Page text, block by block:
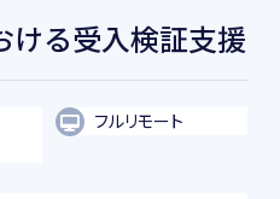
ける受入検証支援
フルリモート